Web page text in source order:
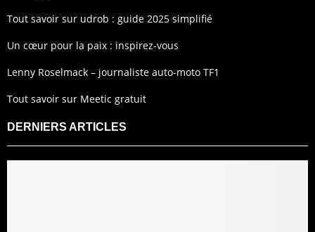
Tout savoir sur udrob : guide 2025 simplifié
Un cœur pour la paix : inspirez-vous
Lenny Roselmack – journaliste auto-moto TF1
Tout savoir sur Meetic gratuit
DERNIERS ARTICLES